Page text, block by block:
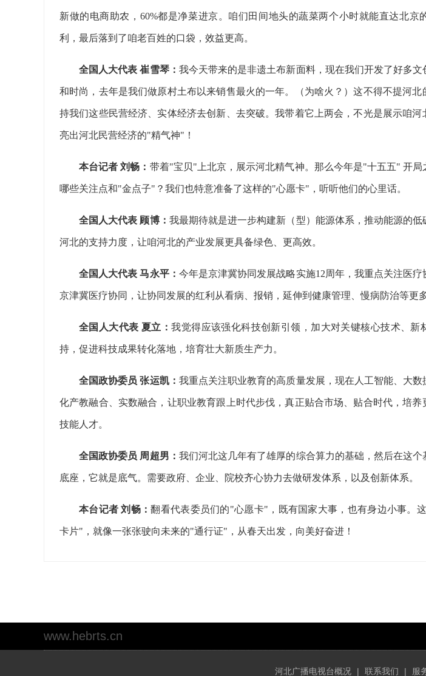
新做的电商助农，60%都是净菜进京。咱们田间地头的蔬菜两个小时就能直达北京
利，最后落到了咱老百姓的口袋，效益更高。
全国人大代表 崔雪琴： 我今天带来的是非遗土布新面料，现在我们开发了好多文
和时尚，去年是我们做原村土布以来销售最火的一年。（为啥火？）这不得不提河北
持我们这些民营经济、实体经济去创新、去突破。我带着它上两会，不光是展示咱河
亮出河北民营经济的"精气神"！
本台记者 刘畅： 带着"宝贝"上北京，展示河北精气神。那么今年是"十五五" 开局
哪些关注点和"金点子"？我们也特意准备了这样的"心愿卡"，听听他们的心里话。
全国人大代表 顾博： 我最期待就是进一步构建新（型）能源体系，推动能源的
河北的支持力度，让咱河北的产业发展更具备绿色、更高效。
全国人大代表 马永平： 今年是京津冀协同发展战略实施12周年，我重点关注医
京津冀医疗协同，让协同发展的红利从看病、报销，延伸到健康管理、慢病防治等更多
全国人大代表 夏立：我觉得应该强化科技创新引领，加大对关键核心技术、新
持，促进科技成果转化落地，培育壮大新质生产力。
全国政协委员 张运凯： 我重点关注职业教育的高质量发展，现在人工智能、大
化产教融合、实数融合，让职业教育跟上时代步伐，真正贴合市场、贴合时代，培养
技能人才。
全国政协委员 周超男： 我们河北这几年有了雄厚的综合算力的基础，然后在这
底座，它就是底气。需要政府、企业、院校齐心协力去做研发体系，以及创新体系。
本台记者 刘畅：翻看代表委员们的"心愿卡"，既有国家大事，也有身边小事。
卡片"，就像一张张驶向未来的"通行证"，从春天出发，向美好奋进！
www.hebrts.cn
河北广播电视台概况 | 联系我们 | 服